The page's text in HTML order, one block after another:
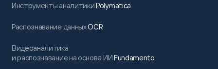
Инструменты аналитикиPolymatica
Распознавание данныхOCR
Видеоаналитика
и распознавание на основе ИИFundamento